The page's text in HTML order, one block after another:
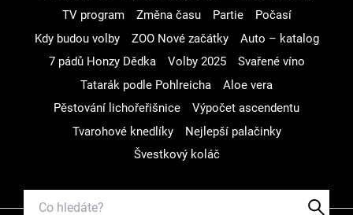
TV program
Změna času Partie
Počasí
Kdy budou volby
ZOO Nové začátky
Auto – katalog
7 pádů Honzy Dědka
Volby 2025
Svařené víno
Tatarák podle Pohlreicha
Aloe vera
Pěstování lichořeřišnice
Výpočet ascendentu
Tvarohové knedlíky
Nejlepší palačinky
Švestkový koláč